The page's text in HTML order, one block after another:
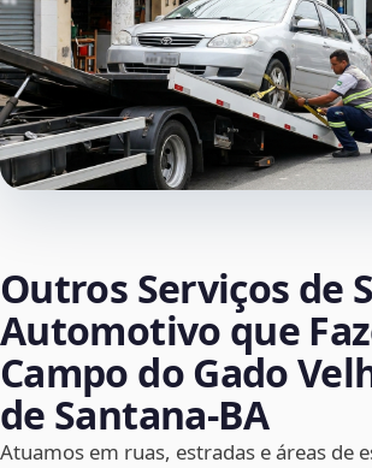
Outros Serviços de
Automotivo que
Campo do Gado
de Santana‑BA
Atuamos em ruas, estradas e áreas de